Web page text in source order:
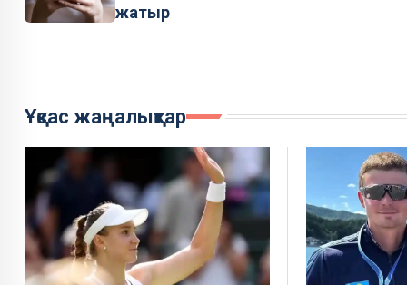
жатыр
Ұқсас жаңалықтар